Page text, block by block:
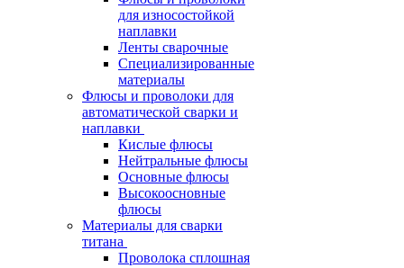
для износостойкой
наплавки
Ленты сварочные
Специализированные
материалы
Флюсы и проволоки для
автоматической сварки и
наплавки
Кислые флюсы
Нейтральные флюсы
Основные флюсы
Высокоосновные
флюсы
Материалы для сварки
титана
Проволока сплошная